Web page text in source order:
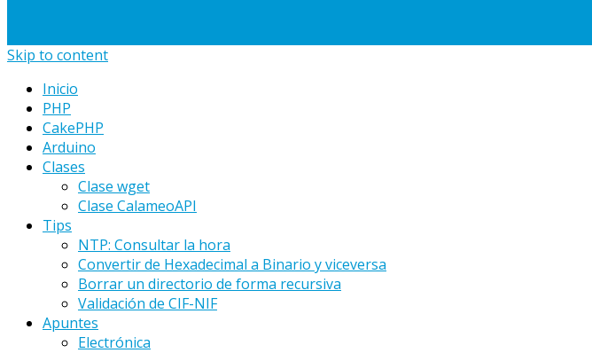
Skip to content
Inicio
PHP
CakePHP
Arduino
Clases
Clase wget
Clase CalameoAPI
Tips
NTP: Consultar la hora
Convertir de Hexadecimal a Binario y viceversa
Borrar un directorio de forma recursiva
Validación de CIF-NIF
Apuntes
Electrónica